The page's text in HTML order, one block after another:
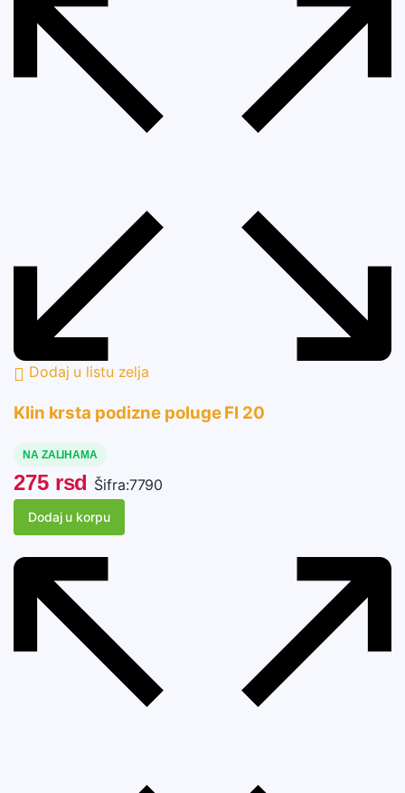
Dodaj u listu zelja
Klin krsta podizne poluge FI 20
NA ZALIHAMA
275 rsd Šifra:7790
Dodaj u korpu